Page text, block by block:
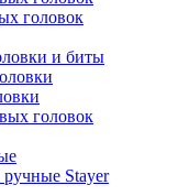
головок
и биты
головок
Stayer